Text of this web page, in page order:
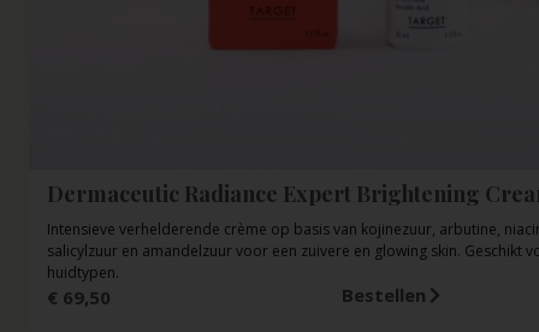
Dermaceutic Radiance Expert Brightening
Intensieve verhelderende crème op basis van kojinezuur, arbutine,
salicylzuur en amandelzuur voor een zuivere en glowing skin. Geschikt
huidtypen.
€ 69,50 Bestellen